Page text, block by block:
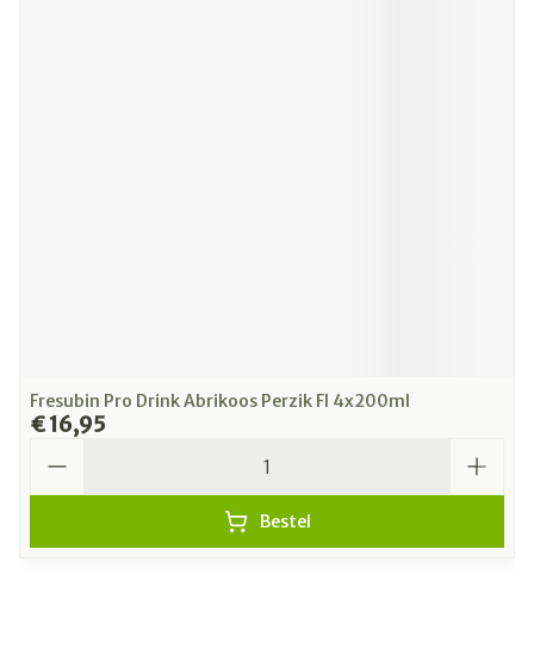
Fresubin Pro Drink Abrikoos Perzik Fl 4x200ml
€ 16,95
Bestel